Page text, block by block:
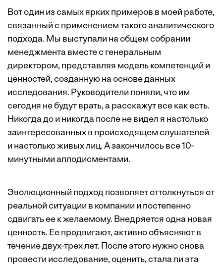
Вот один из самых ярких примеров в моей работе,
связанный с применением такого аналитического
подхода. Мы выступали на общем собрании
менеджмента вместе с генеральным
директором, представляя модель компетенций и
ценностей, созданную на основе данных
исследования. Руководители поняли, что им
сегодня не будут врать, а расскажут все как есть.
Никогда до и никогда после не видел я настолько
заинтересованных в происходящем слушателей
и настолько живых лиц. А закончилось все 10-
минутными аплодисментами.
Эволюционный подход позволяет оттолкнуться от
реальной ситуации в компании и постепенно
сдвигать ее к желаемому. Внедряется одна новая
ценность. Ее продвигают, активно объясняют в
течение двух-трех лет. После этого нужно снова
провести исследование, оценить, стала ли эта